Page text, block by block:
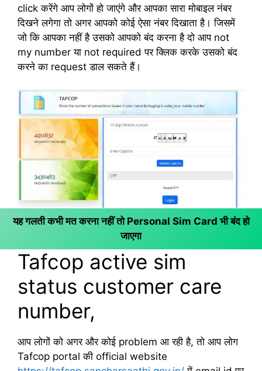
click करेंगे आप लोगों हो जाएंगे और आपका सारा मोबाइल नंबर
दिखने लगेगा तो अगर आपको कोई ऐसा नंबर दिखाता है। जिसमें
जो कि आपका नहीं है उसको आपको बंद करना है दो आप not
my number या not required पर क्लिक करके उसको बंद
करने का request डाल सकते हैं।
यह गलती कभी मत करना नहीं तो Personal Sim Card भी बंद हो
जाएगा
Tafcop active sim
status customer care
number,
आप लोगों को अगर और कोई problem आ रही है, तो आप लोग
Tafcop portal की official website